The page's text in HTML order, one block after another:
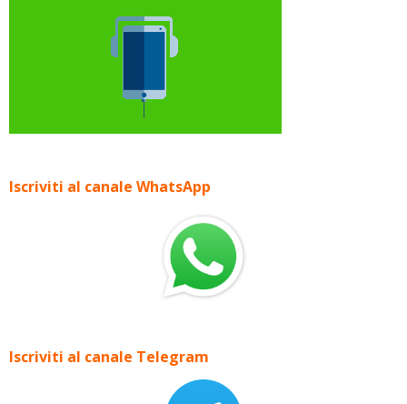
Iscriviti al canale WhatsApp
Iscriviti al canale Telegram